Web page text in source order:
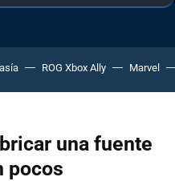
ROG Xbox Ally Marvel
una fuente
pocos